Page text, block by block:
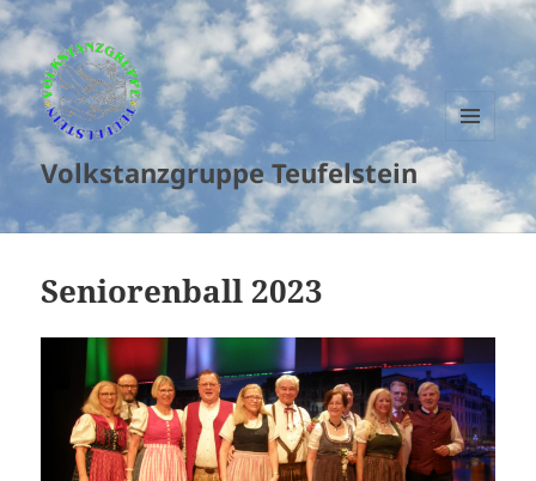
Volkstanzgruppe Teufelstein
MENU
AND
WIDGETS
Seniorenball 2023